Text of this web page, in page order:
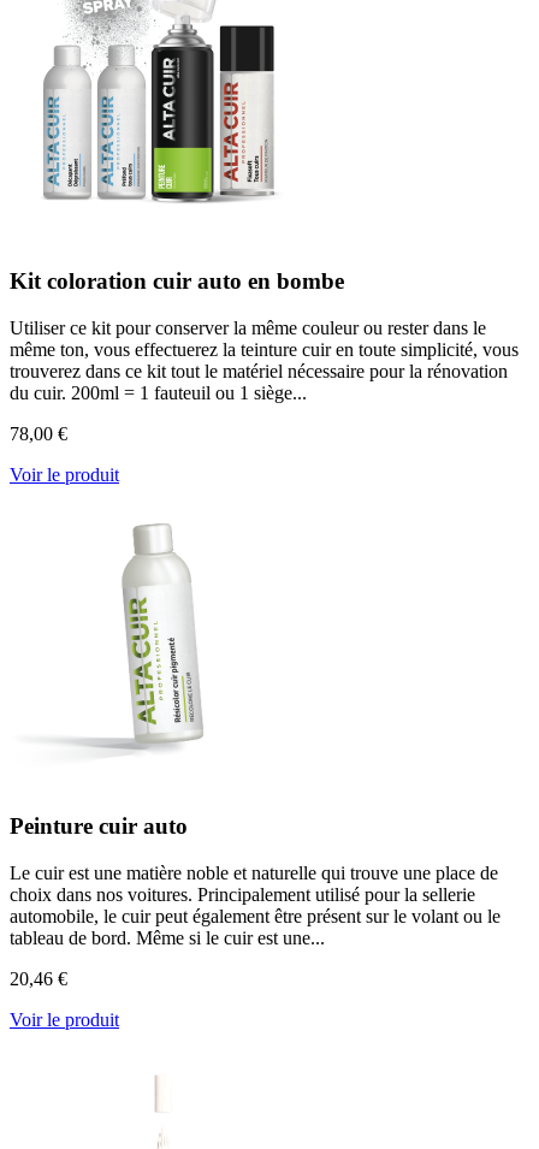
Kit coloration cuir auto en bombe
Utiliser ce kit pour conserver la même couleur ou rester dans le
même ton, vous effectuerez la teinture cuir en toute simplicité, vous
trouverez dans ce kit tout le matériel nécessaire pour la rénovation
du cuir. 200ml = 1 fauteuil ou 1 siège...
78,00 €
Voir le produit
Peinture cuir auto
Le cuir est une matière noble et naturelle qui trouve une place de
choix dans nos voitures. Principalement utilisé pour la sellerie
automobile, le cuir peut également être présent sur le volant ou le
tableau de bord. Même si le cuir est une...
20,46 €
Voir le produit